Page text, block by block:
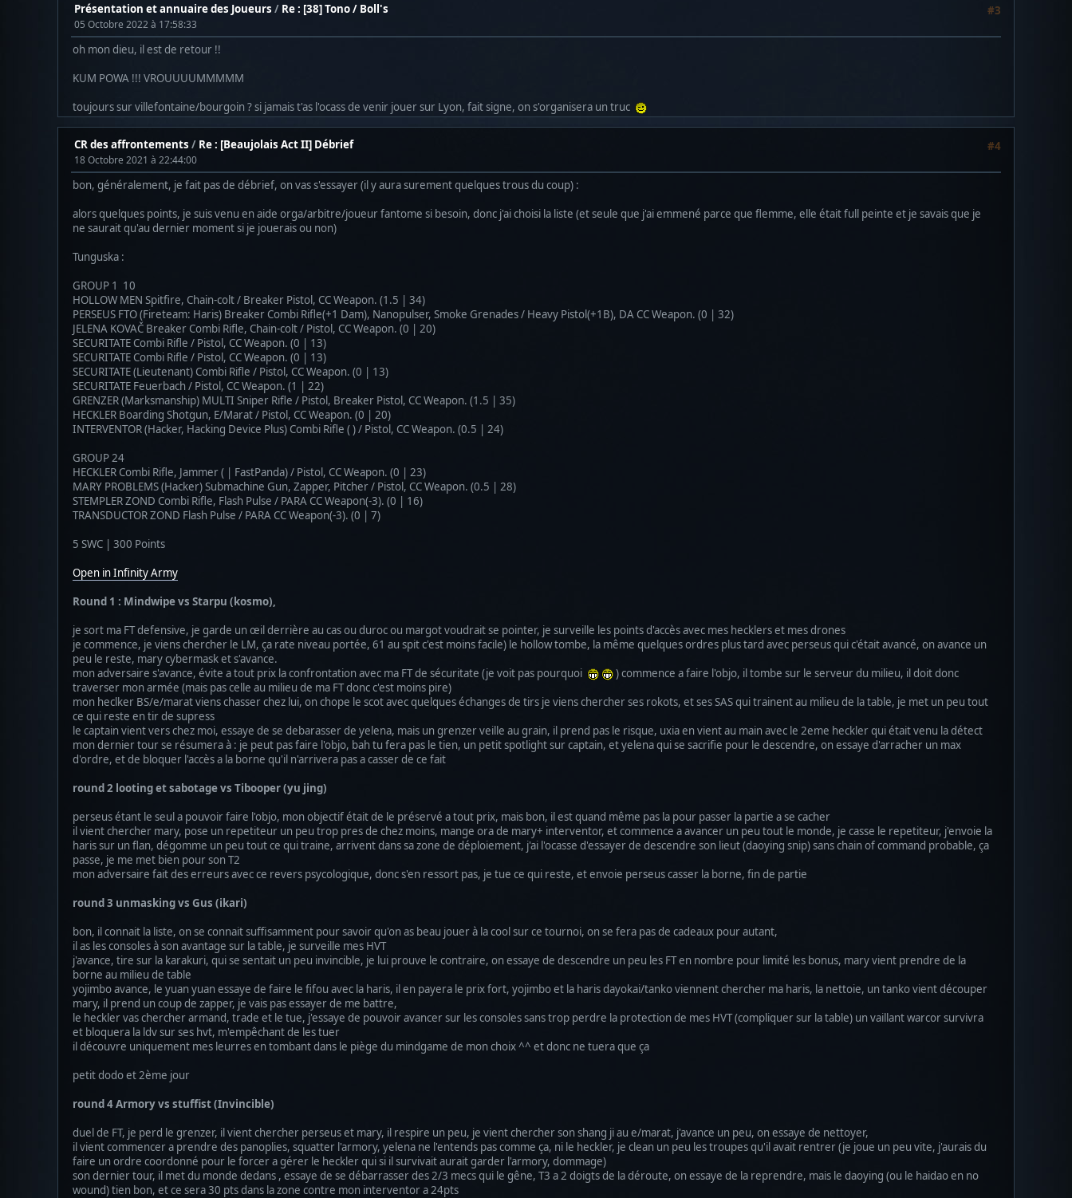
#3
Présentation et annuaire des Joueurs / Re : [38] Tono / Boll's
05 Octobre 2022 à 17:58:33
oh mon dieu, il est de retour !!
KUM POWA !!! VROUUUUMMMMM
toujours sur villefontaine/bourgoin ? si jamais t'as l'ocass de venir jouer sur Lyon, fait signe, on s'organisera un truc
#4
CR des affrontements / Re : [Beaujolais Act II] Débrief
18 Octobre 2021 à 22:44:00
bon, généralement, je fait pas de débrief, on vas s'essayer (il y aura surement quelques trous du coup) :
alors quelques points, je suis venu en aide orga/arbitre/joueur fantome si besoin, donc j'ai choisi la liste (et seule que j'ai emmené parce que flemme, elle était full peinte et je savais que je
ne saurait qu'au dernier moment si je jouerais ou non)
Tunguska :
GROUP 1 10
HOLLOW MEN Spitfire, Chain-colt / Breaker Pistol, CC Weapon. (1.5 | 34)
PERSEUS FTO (Fireteam: Haris) Breaker Combi Rifle(+1 Dam), Nanopulser, Smoke Grenades / Heavy Pistol(+1B), DA CC Weapon. (0 | 32)
JELENA KOVAČ Breaker Combi Rifle, Chain-colt / Pistol, CC Weapon. (0 | 20)
SECURITATE Combi Rifle / Pistol, CC Weapon. (0 | 13)
SECURITATE Combi Rifle / Pistol, CC Weapon. (0 | 13)
SECURITATE (Lieutenant) Combi Rifle / Pistol, CC Weapon. (0 | 13)
SECURITATE Feuerbach / Pistol, CC Weapon. (1 | 22)
GRENZER (Marksmanship) MULTI Sniper Rifle / Pistol, Breaker Pistol, CC Weapon. (1.5 | 35)
HECKLER Boarding Shotgun, E/Marat / Pistol, CC Weapon. (0 | 20)
INTERVENTOR (Hacker, Hacking Device Plus) Combi Rifle ( ) / Pistol, CC Weapon. (0.5 | 24)
GROUP 24
HECKLER Combi Rifle, Jammer ( | FastPanda) / Pistol, CC Weapon. (0 | 23)
MARY PROBLEMS (Hacker) Submachine Gun, Zapper, Pitcher / Pistol, CC Weapon. (0.5 | 28)
STEMPLER ZOND Combi Rifle, Flash Pulse / PARA CC Weapon(-3). (0 | 16)
TRANSDUCTOR ZOND Flash Pulse / PARA CC Weapon(-3). (0 | 7)
5 SWC | 300 Points
Open in Infinity Army
Round 1 : Mindwipe vs Starpu (kosmo),
je sort ma FT defensive, je garde un œil derrière au cas ou duroc ou margot voudrait se pointer, je surveille les points d'accès avec mes hecklers et mes drones
je commence, je viens chercher le LM, ça rate niveau portée, 61 au spit c'est moins facile) le hollow tombe, la même quelques ordres plus tard avec perseus qui c'était avancé, on avance un
peu le reste, mary cybermask et s'avance.
mon adversaire s'avance, évite a tout prix la confrontation avec ma FT de sécuritate (je voit pas pourquoi
) commence a faire l'objo, il tombe sur le serveur du milieu, il doit donc
traverser mon armée (mais pas celle au milieu de ma FT donc c'est moins pire)
mon heclker BS/e/marat viens chasser chez lui, on chope le scot avec quelques échanges de tirs je viens chercher ses rokots, et ses SAS qui trainent au milieu de la table, je met un peu tout
ce qui reste en tir de supress
le captain vient vers chez moi, essaye de se debarasser de yelena, mais un grenzer veille au grain, il prend pas le risque, uxia en vient au main avec le 2eme heckler qui était venu la détect
mon dernier tour se résumera à : je peut pas faire l'objo, bah tu fera pas le tien, un petit spotlight sur captain, et yelena qui se sacrifie pour le descendre, on essaye d'arracher un max
d'ordre, et de bloquer l'accès a la borne qu'il n'arrivera pas a casser de ce fait
round 2 looting et sabotage vs Tibooper (yu jing)
perseus étant le seul a pouvoir faire l'objo, mon objectif était de le préservé a tout prix, mais bon, il est quand même pas la pour passer la partie a se cacher
il vient chercher mary, pose un repetiteur un peu trop pres de chez moins, mange ora de mary+ interventor, et commence a avancer un peu tout le monde, je casse le repetiteur, j'envoie la
haris sur un flan, dégomme un peu tout ce qui traine, arrivent dans sa zone de déploiement, j'ai l'ocasse d'essayer de descendre son lieut (daoying snip) sans chain of command probable, ça
passe, je me met bien pour son T2
mon adversaire fait des erreurs avec ce revers psycologique, donc s'en ressort pas, je tue ce qui reste, et envoie perseus casser la borne, fin de partie
round 3 unmasking vs Gus (ikari)
bon, il connait la liste, on se connait suffisamment pour savoir qu'on as beau jouer à la cool sur ce tournoi, on se fera pas de cadeaux pour autant,
il as les consoles à son avantage sur la table, je surveille mes HVT
j'avance, tire sur la karakuri, qui se sentait un peu invincible, je lui prouve le contraire, on essaye de descendre un peu les FT en nombre pour limité les bonus, mary vient prendre de la
borne au milieu de table
yojimbo avance, le yuan yuan essaye de faire le fifou avec la haris, il en payera le prix fort, yojimbo et la haris dayokai/tanko viennent chercher ma haris, la nettoie, un tanko vient découper
mary, il prend un coup de zapper, je vais pas essayer de me battre,
le heckler vas chercher armand, trade et le tue, j'essaye de pouvoir avancer sur les consoles sans trop perdre la protection de mes HVT (compliquer sur la table) un vaillant warcor survivra
et bloquera la ldv sur ses hvt, m'empêchant de les tuer
il découvre uniquement mes leurres en tombant dans le piège du mindgame de mon choix ^^ et donc ne tuera que ça
petit dodo et 2ème jour
round 4 Armory vs stuffist (Invincible)
duel de FT, je perd le grenzer, il vient chercher perseus et mary, il respire un peu, je vient chercher son shang ji au e/marat, j'avance un peu, on essaye de nettoyer,
il vient commencer a prendre des panoplies, squatter l'armory, yelena ne l'entends pas comme ça, ni le heckler, je clean un peu les troupes qu'il avait rentrer (je joue un peu vite, j'aurais du
faire un ordre coordonné pour le forcer a gérer le heckler qui si il survivait aurait garder l'armory, dommage)
son dernier tour, il met du monde dedans , essaye de se débarrasser des 2/3 mecs qui le gêne, T3 a 2 doigts de la déroute, on essaye de la reprendre, mais le daoying (ou le haidao en no
wound) tien bon, et ce sera 30 pts dans la zone contre mon interventor a 24pts